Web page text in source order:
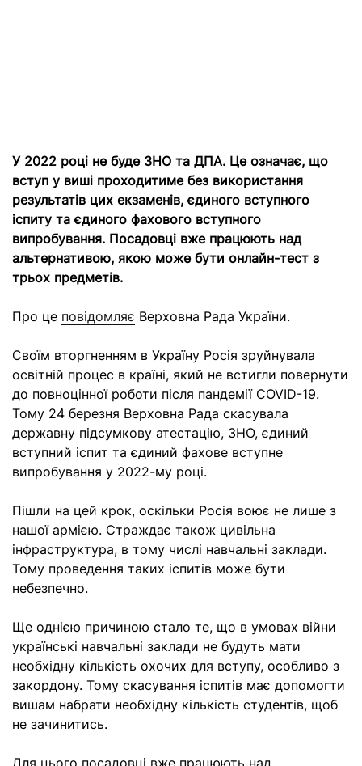
У 2022 році не буде ЗНО та ДПА. Це означає, що
вступ у виші проходитиме без використання
результатів цих екзаменів, єдиного вступного
іспиту та єдиного фахового вступного
випробування. Посадовці вже працюють над
альтернативою, якою може бути онлайн-тест з
трьох предметів.
Про це повідомляє Верховна Рада України.
Своїм вторгненням в Україну Росія зруйнувала
освітній процес в країні, який не встигли повернути
до повноцінної роботи після пандемії COVID-19.
Тому 24 березня Верховна Рада скасувала
державну підсумкову атестацію, ЗНО, єдиний
вступний іспит та єдиний фахове вступне
випробування у 2022-му році.
Пішли на цей крок, оскільки Росія воює не лише з
нашої армією. Страждає також цивільна
інфраструктура, в тому числі навчальні заклади.
Тому проведення таких іспитів може бути
небезпечно.
Ще однією причиною стало те, що в умовах війни
українські навчальні заклади не будуть мати
необхідну кількість охочих для вступу, особливо з
закордону. Тому скасування іспитів має допомогти
вишам набрати необхідну кількість студентів, щоб
не зачинитись.
Для цього посадовці вже працюють над